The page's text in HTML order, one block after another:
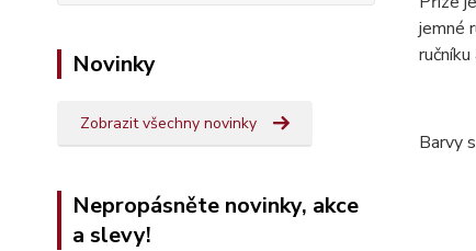
Novinky
Zobrazit všechny novinky
Nepropásněte novinky, akce
a slevy!
jemné
Barvy